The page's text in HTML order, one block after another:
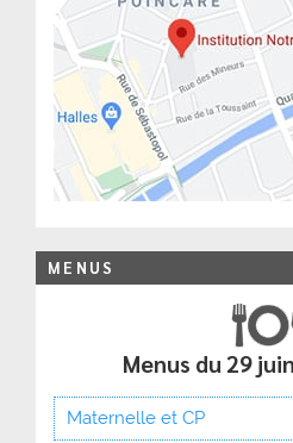
MENUS
Menus du 29
Maternelle et CP